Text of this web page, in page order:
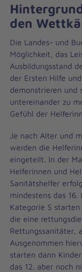
den
Die Landes- und
Möglichkeit, das
Ausbildungsstand
der Ersten Hilfe
demonstrieren und
untereinander zu
Gefühl der
Je nach Alter und
werden die
eingeteilt. In der
Helferinnen und
Sanitätshelfer
mindestens das
Kategorie S
die eine
Rettungssanitäter,
Ausgenommen
starten dann
das 12. aber noch